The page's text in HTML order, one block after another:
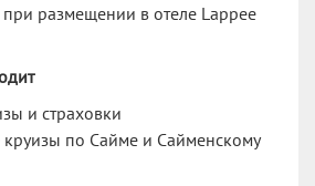
размещении в отеле Lappee
и страховки
круизы по Сайме и Сайменскому